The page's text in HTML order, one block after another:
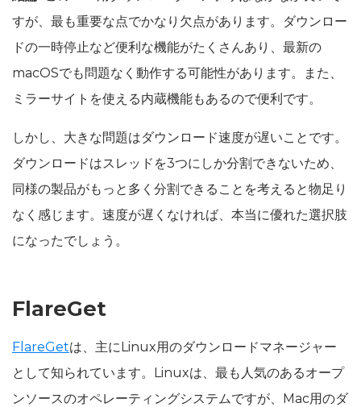
すが、最も重要な点でかなり欠点があります。ダウンロー
ドの一時停止など便利な機能がたくさんあり、最新の
macOSでも問題なく動作する可能性があります。また、
ミラーサイトを使える内蔵機能もあるので便利です。
しかし、大きな問題はダウンロード速度が遅いことです。
ダウンロードはスレッドを3つにしか分割できないため、
同様の製品がもっと多く分割できることを考えると物足り
なく感じます。速度が遅くなければ、本当に優れた選択肢
になったでしょう。
FlareGet
FlareGetは、主にLinux用のダウンロードマネージャー
として知られています。Linuxは、最も人気のあるオープ
ンソースのオペレーティングシステムですが、Mac用のダ